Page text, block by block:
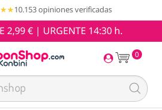
10.153 opiniones verificadas
2,99 € | URGENTE 14:30 h.
0